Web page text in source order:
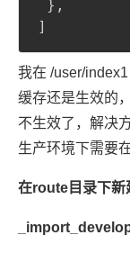
} ,
]
我在 /user/
缓存还是生效的
不生效了，解决
生产环境下需要
在route目录下新